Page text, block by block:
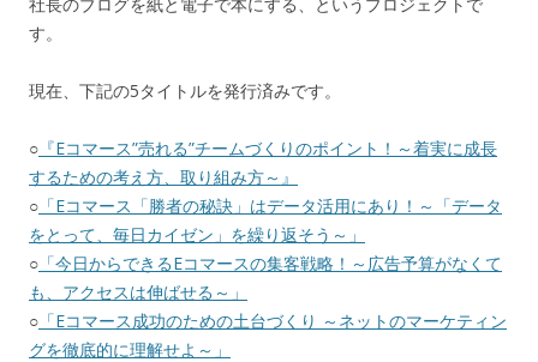
す。
現在、下記の5タイトルを発行済みです。
○ 『Eコマース”売れる”チームづくりのポイント！～着実に成長
するための考え方、取り組み方～』
○ 「Eコマース「勝者の秘訣」はデータ活用にあり！～「データ
をとって、毎日カイゼン」を繰り返そう～」
○ 「今日からできるEコマースの集客戦略！～広告予算がなくて
も、アクセスは伸ばせる～」
○ 「Eコマース成功のための土台づくり ～ネットのマーケティン
グを徹底的に理解せよ～」